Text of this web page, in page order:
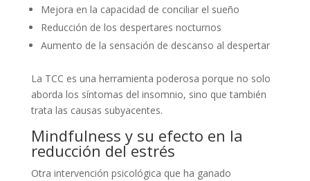
Mejora en la capacidad de conciliar el sueño
Reducción de los despertares nocturnos
Aumento de la sensación de descanso al despertar
La TCC es una herramienta poderosa porque no solo
aborda los síntomas del insomnio, sino que también
trata las causas subyacentes.
Mindfulness y su efecto en la
reducción del estrés
Otra intervención psicológica que ha ganado